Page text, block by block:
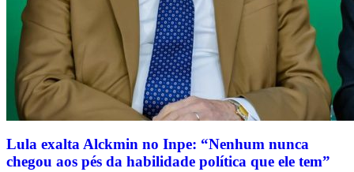
Lula exalta Alckmin no Inpe: “Nenhum nunca
chegou aos pés da habilidade política que ele tem”